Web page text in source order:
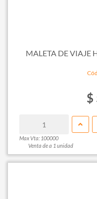
MALETA DE VIAJE
$
Max Vta: 100000
Venta de a 1 unidad